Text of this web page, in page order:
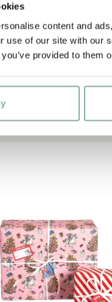
content and
use of our site with our
provided to them
IN DEN WARENKORB
PIPPI LANGSTRUMPF